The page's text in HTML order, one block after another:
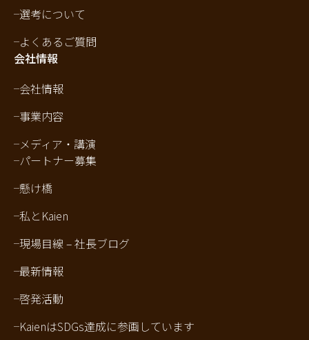
選考について
よくあるご質問
会社情報
会社情報
事業内容
メディア・講演
パートナー募集
懸け橋
私とKaien
現場目線 – 社長ブログ
最新情報
啓発活動
KaienはSDGs達成に参画しています